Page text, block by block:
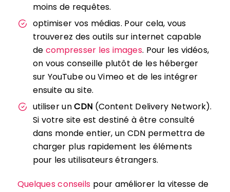
moins de requêtes.
optimiser vos médias. Pour cela, vous
trouverez des outils sur internet capable
de compresser les images. Pour les vidéos,
on vous conseille plutôt de les héberger
sur YouTube ou Vimeo et de les intégrer
ensuite au site.
utiliser unCDN(Content Delivery Network).
Si votre site est destiné à être consulté
dans monde entier, un CDN permettra de
charger plus rapidement les éléments
pour les utilisateurs étrangers.
Quelques conseils pour améliorer la vitesse de